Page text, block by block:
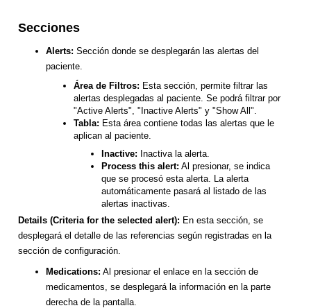
Secciones
Alerts: Sección donde se desplegarán las alertas del
paciente.
Área de Filtros: Esta sección, permite filtrar las
alertas desplegadas al paciente. Se podrá filtrar por
"Active Alerts", "Inactive Alerts" y "Show All".
Tabla: Esta área contiene todas las alertas que le
aplican al paciente.
Inactive: Inactiva la alerta.
Process this alert: Al presionar, se indica
que se procesó esta alerta. La alerta
automáticamente pasará al listado de las
alertas inactivas.
Details (Criteria for the selected alert): En esta sección, se
desplegará el detalle de las referencias según registradas en la
sección de configuración.
Medications: Al presionar el enlace en la sección de
medicamentos, se desplegará la información en la parte
derecha de la pantalla.